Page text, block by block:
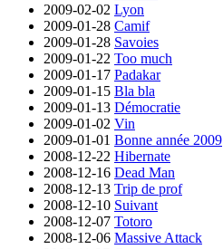
2009-02-02 Lyon
2009-01-28 Camif
2009-01-28 Savoies
2009-01-22 Too much
2009-01-17 Padakar
2009-01-15 Bla bla
2009-01-13 Démocratie
2009-01-02 Vin
2009-01-01 Bonne année 2009
2008-12-22 Hibernate
2008-12-16 Dead Man
2008-12-13 Trip de prof
2008-12-10 Suivant
2008-12-07 Totoro
2008-12-06 Massive Attack